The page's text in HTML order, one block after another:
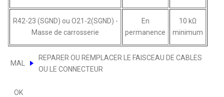
R42-23 (SGND) ou O21-2(SGND) -
Masse de carrosserie
En
permanence
10 kΩ
minimum
MAL
REPARER OU REMPLACER LE FAISCEAU DE CABLES
OU LE CONNECTEUR
OK